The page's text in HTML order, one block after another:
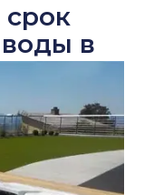
в